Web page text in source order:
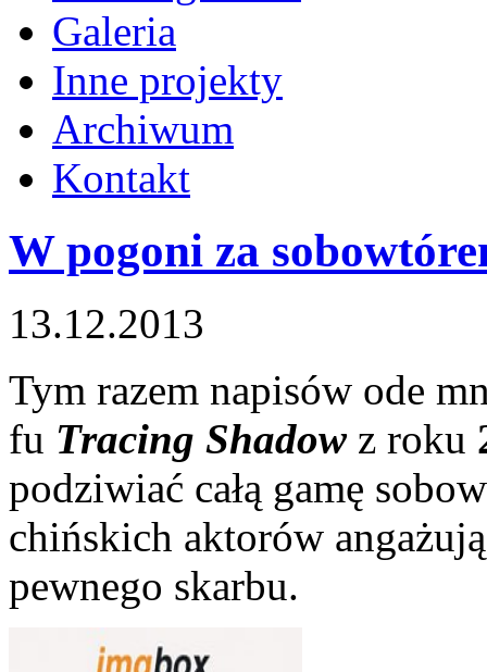
Galeria
Inne projekty
Archiwum
Kontakt
W pogoni za
13.12.2013
Tym razem napisów ode
fu Tracing Shadowz roku
podziwiać całą gamę
chińskich aktorów
pewnego skarbu.